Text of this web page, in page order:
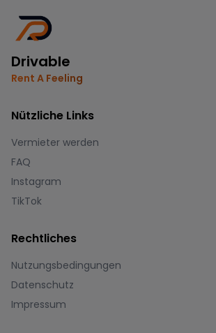
Drivable
Rent A Feeling
Nützliche Links
Vermieter werden
FAQ
Instagram
TikTok
Rechtliches
Nutzungsbedingungen
Datenschutz
Impressum